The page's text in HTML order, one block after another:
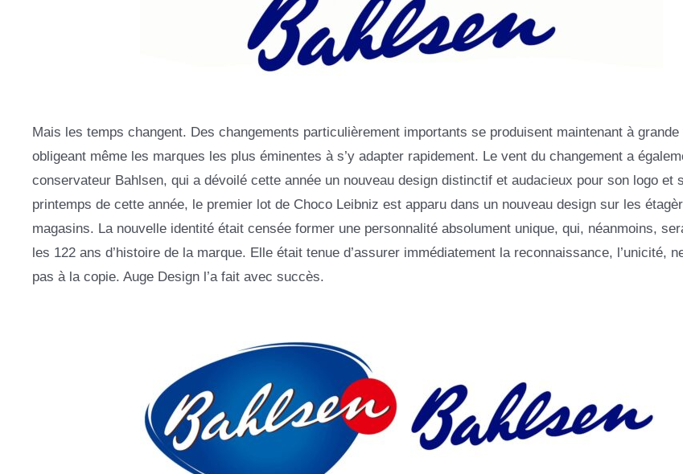
Mais les temps changent. Des changements particulièrement importants se produisent maintenant à
obligeant même les marques les plus éminentes à s’y adapter rapidement. Le vent du changement a
conservateur Bahlsen, qui a dévoilé cette année un nouveau design distinctif et audacieux pour son logo et
printemps de cette année, le premier lot de Choco Leibniz est apparu dans un nouveau design sur les
magasins. La nouvelle identité était censée former une personnalité absolument unique, qui, néanmoins,
les 122 ans d’histoire de la marque. Elle était tenue d’assurer immédiatement la reconnaissance, l’unicité,
pas à la copie. Auge Design l’a fait avec succès.